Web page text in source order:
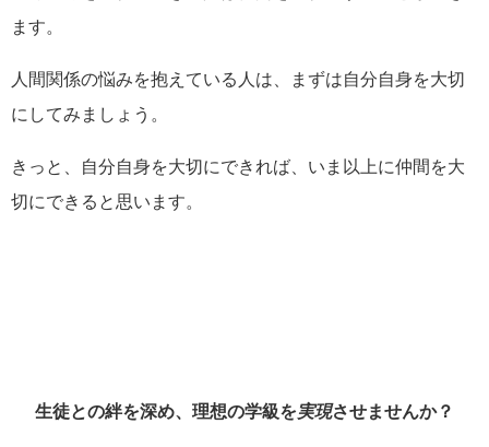
ます。
人間関係の悩みを抱えている人は、まずは自分自身を大切
にしてみましょう。
きっと、自分自身を大切にできれば、いま以上に仲間を大
切にできると思います。
生徒との絆を深め、理想の学級を実現させませんか？